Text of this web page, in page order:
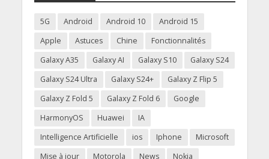
5G Android Android 10
Android 15
Apple
Astuces Chine
Fonctionnalités
Galaxy A35
Galaxy AI Galaxy S10
Galaxy S24
Galaxy S24 Ultra
Galaxy S24+
Galaxy Z Flip 5
Galaxy Z Fold 5
Galaxy Z Fold 6
Google
HarmonyOS
Huawei
IA
Intelligence Artificielle
ios Iphone
Microsoft
Mise à jour
Motorola News
Nokia